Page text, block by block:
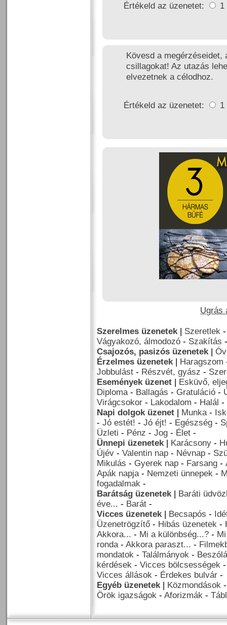
Értékeld az üzenetet: 1
Kövesd a megérzéseidet,
csillagokat! Az utazás
elvezetnek a célodhoz.
Értékeld az üzenetet: 1
Ugrás
Szerelmes üzenetek| Szeretlek
Vágyakozó, álmodozó - Szakítás
Csajozós, pasizós üzenetek|
Érzelmes üzenetek| Haragszom
Jobbulást - Részvét, gyász -
Események üzenet | Esküvő,
Diploma- Ballagás - Gratuláció -
Virágcsokor - Lakodalom - Halál -
Napi dolgok üzenet | Munka-
- Jó estét! - Jó éjt! - Egészség -
Üzleti - Pénz - Jog - Élet -
Ünnepi üzenetek| Karácsony -
Újév - Valentin nap - Névnap -
Mikulás - Gyerek nap - Farsang -
Apák napja- Nemzeti ünnepek -
fogadalmak -
Barátság üzenetek| Baráti
éve... - Barát -
Vicces üzenetek| Becsapós -
Üzenetrögzítő - Hibás üzenetek -
Akkora... - Mi a különbség...? -
ronda- Akkora paraszt... -
mondatok - Találmányok -
kérdések - Vicces bölcsességek
Vicces állások - Érdekes bulvár -
Egyéb üzenetek| Közmondások
Örök igazságok - Aforizmák -